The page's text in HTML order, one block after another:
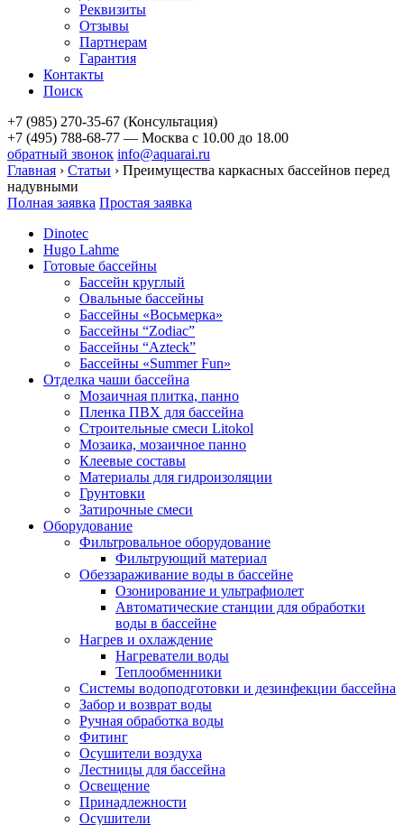
Реквизиты
Отзывы
Партнерам
Гарантия
Контакты
Поиск
+7 (985) 270-35-67 (Консультация)
+7 (495) 788-68-77 — Москва с 10.00 до 18.00
обратный звонок info@aquarai.ru
Главная › Статьи › Преимущества каркасных бассейнов перед
надувными
Полная заявка Простая заявка
Dinotec
Hugo Lahme
Готовые бассейны
Бассейн круглый
Овальные бассейны
Бассейны «Восьмерка»
Бассейны “Zodiac”
Бассейны “Azteck”
Бассейны «Summer Fun»
Отделка чаши бассейна
Мозаичная плитка, панно
Пленка ПВХ для бассейна
Строительные смеси Litokol
Мозаика, мозаичное панно
Клеевые составы
Материалы для гидроизоляции
Грунтовки
Затирочные смеси
Оборудование
Фильтровальное оборудование
Фильтрующий материал
Обеззараживание воды в бассейне
Озонирование и ультрафиолет
Автоматические станции для обработки
воды в бассейне
Нагрев и охлаждение
Нагреватели воды
Теплообменники
Системы водоподготовки и дезинфекции бассейна
Забор и возврат воды
Ручная обработка воды
Фитинг
Осушители воздуха
Лестницы для бассейна
Освещение
Принадлежности
Осушители